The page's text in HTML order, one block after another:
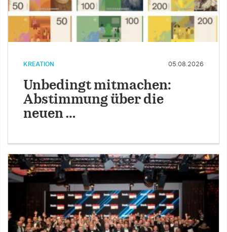
KREATION 05.08.2026
Unbedingt mitmachen:
Abstimmung über die
neuen …